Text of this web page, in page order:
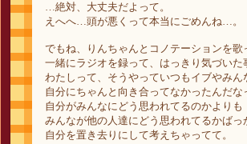
…絶対、大丈夫だよって。
えへへ…頭が悪くって本当にごめんね…。
でもね、りんちゃんとコノテーションを歌
一緒にラジオを録って、はっきり気づいた
わたしって、そうやっていつもイブやみん
自分にちゃんと向き合ってなかったんだな
自分がみんなにどう思われてるのかよりも
みんなが他の人達にどう思われてるかばっ
自分を置き去りにして考えちゃってて。